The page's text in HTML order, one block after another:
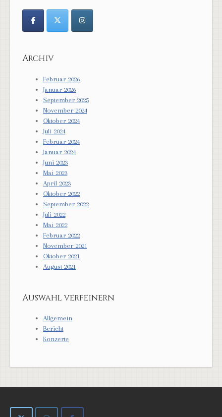
Archiv
Februar 2026
Januar 2026
September 2025
November 2024
Oktober 2024
Juli 2024
Februar 2024
Januar 2024
Juni 2023
Mai 2023
April 2023
Oktober 2022
September 2022
Juli 2022
Mai 2022
Februar 2022
November 2021
Oktober 2021
August 2021
Auswahl verfeinern
Allgemein
Bericht
Konzerte